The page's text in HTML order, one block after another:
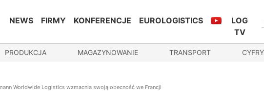
NEWS FIRMY KONFERENCJE EUROLOGISTICS
LOG
TV
PRODUKCJA MAGAZYNOWANIE TRANSPORT
Worldwide Logistics wzmacnia swoją obecność we Francji